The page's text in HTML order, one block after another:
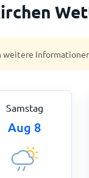
weitere
Samstag
Aug 8